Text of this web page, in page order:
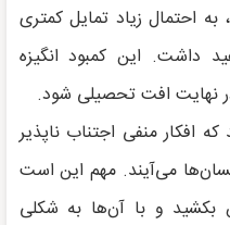
به احتمال زیاد تمایل کمتری
داشت. این کمبود انگیزه
نهایت افت تحصیلی شود.
افکار منفی اجتناب ناپذیر
می‌آیند. مهم این است
بکشید و با آن‌ها به شکلی